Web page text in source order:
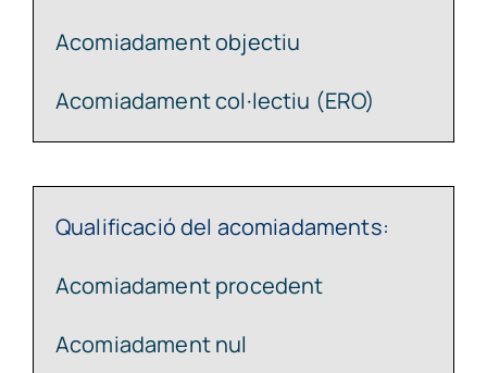
Acomiadament objectiu
Acomiadament col·lectiu (ERO)
Qualificació del acomiadaments:
Acomiadament procedent
Acomiadament nul